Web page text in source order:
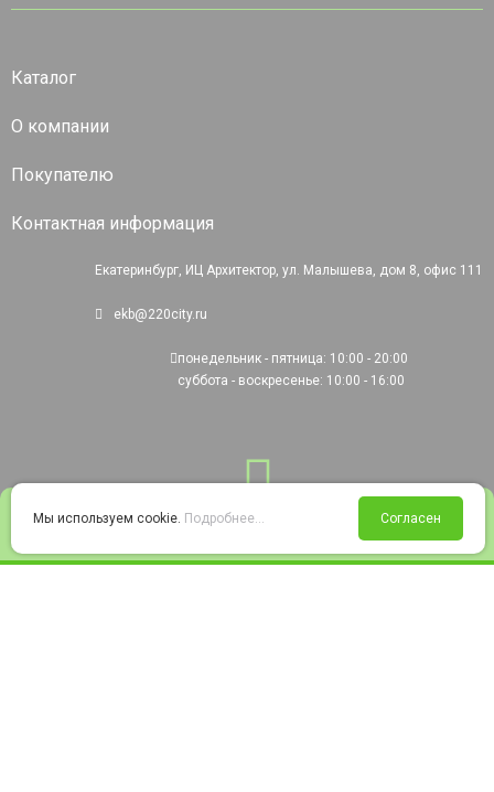
Войти Избранное Корзина
Каталог
О компании
Покупателю
Контактная информация
Екатеринбург, ИЦ Архитектор, ул. Малышева, дом 8, офис 111
ekb@220city.ru
понедельник - пятница: 10:00 - 20:00
суббота - воскресенье: 10:00 - 16:00
Мы используем cookie. Подробнее... Согласен